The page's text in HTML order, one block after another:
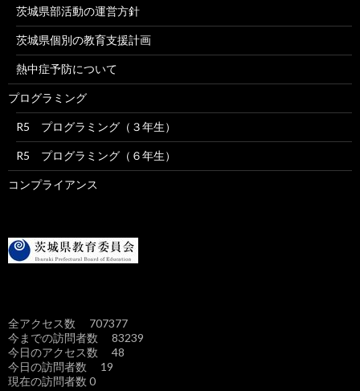
茨城県部活動の運営方針
茨城県個別の教育支援計画
熱中症予防について
プログラミング
R5 プログラミング（３年生）
R5 プログラミング（６年生）
コンプライアンス
全アクセス数 707377
今までの訪問者数 83239
今日のアクセス数 48
今日の訪問者数 19
現在の訪問者数 0